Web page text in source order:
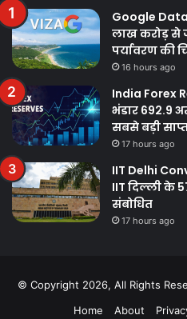
Google Data
लाख करोड़ से
पर्यावरण की
16 hours ago
India Forex
भंडार 692.9
सबसे बड़ी
17 hours ago
IIT Delhi
IIT दिल्ली के
संबोधित
17 hours ago
© Copyright 2026, All Rights
Home
About